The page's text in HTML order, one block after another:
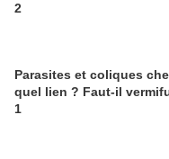
2
Parasites et coliques
quel lien ? Faut-il
1